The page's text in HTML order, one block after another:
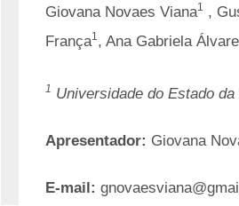
Giovana Novaes Viana1 ,
França1, Ana Gabriela
1 Universidade do Estado da
Apresentador: Giovana
E-mail: